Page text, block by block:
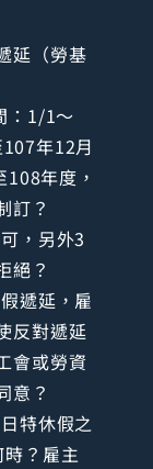
延（勞基
：1/1～
年12月
年度，
訂？
，另外3
絕？
遞延，雇
反對遞延
會或勞資
意？
特休假之
？雇主